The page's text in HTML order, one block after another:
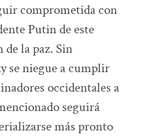
comprometida con
Putin de este
la paz. Sin
se niegue a cumplir
occidentales a
seguirá
más pronto